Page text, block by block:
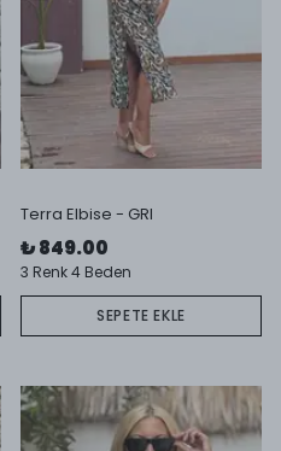
Terra Elbise - GRI
₺ 849.00
3 Renk 4 Beden
SEPETE EKLE